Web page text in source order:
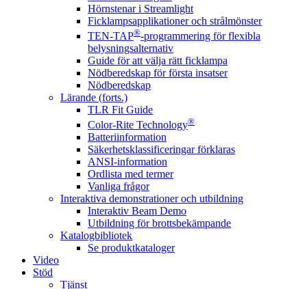
Hörnstenar i Streamlight
Ficklampsapplikationer och strålmönster
TEN-TAP®-programmering för flexibla
belysningsalternativ
Guide för att välja rätt ficklampa
Nödberedskap för första insatser
Nödberedskap
Lärande (forts.)
TLR Fit Guide
Color-Rite Technology®
Batteriinformation
Säkerhetsklassificeringar förklaras
ANSI-information
Ordlista med termer
Vanliga frågor
Interaktiva demonstrationer och utbildning
Interaktiv Beam Demo
Utbildning för brottsbekämpande
Katalogbibliotek
Se produktkataloger
Video
Stöd
Tjänst